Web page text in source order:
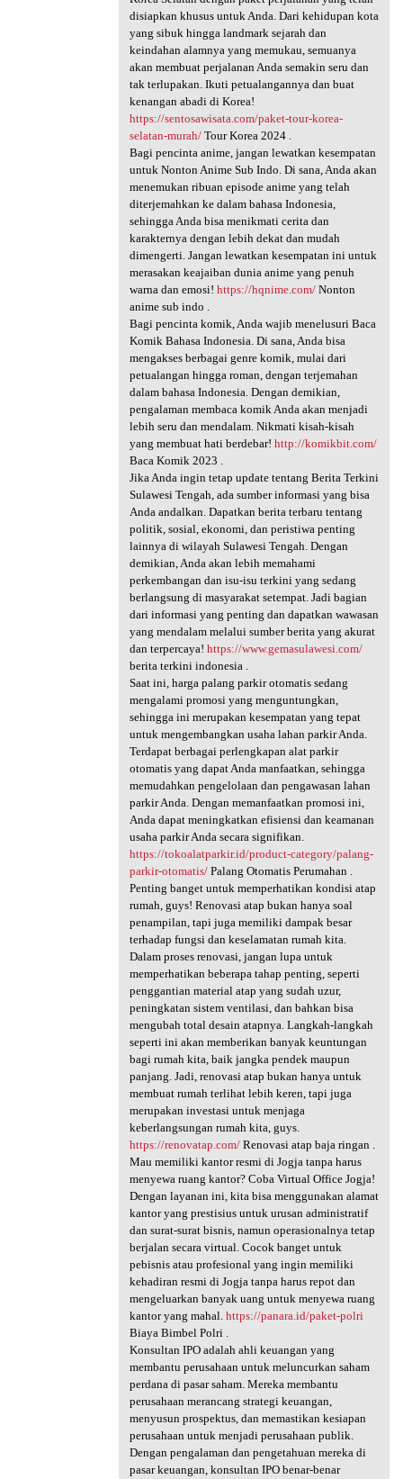
disiapkan khusus untuk Anda. Dari kehidupan kota
yang sibuk hingga landmark sejarah dan
keindahan alamnya yang memukau, semuanya
akan membuat perjalanan Anda semakin seru dan
tak terlupakan. Ikuti petualangannya dan buat
kenangan abadi di Korea!
https://sentosawisata.com/paket-tour-korea-
selatan-murah/Tour Korea 2024 .
Bagi pencinta anime, jangan lewatkan kesempatan
untuk Nonton Anime Sub Indo. Di sana, Anda akan
menemukan ribuan episode anime yang telah
diterjemahkan ke dalam bahasa Indonesia,
sehingga Anda bisa menikmati cerita dan
karakternya dengan lebih dekat dan mudah
dimengerti. Jangan lewatkan kesempatan ini untuk
merasakan keajaiban dunia anime yang penuh
warna dan emosi! https://hqnime.com/Nonton
anime sub indo .
Bagi pencinta komik, Anda wajib menelusuri Baca
Komik Bahasa Indonesia. Di sana, Anda bisa
mengakses berbagai genre komik, mulai dari
petualangan hingga roman, dengan terjemahan
dalam bahasa Indonesia. Dengan demikian,
pengalaman membaca komik Anda akan menjadi
lebih seru dan mendalam. Nikmati kisah-kisah
yang membuat hati berdebar! http://komikbit.com/
Baca Komik 2023 .
Jika Anda ingin tetap update tentang Berita Terkini
Sulawesi Tengah, ada sumber informasi yang bisa
Anda andalkan. Dapatkan berita terbaru tentang
politik, sosial, ekonomi, dan peristiwa penting
lainnya di wilayah Sulawesi Tengah. Dengan
demikian, Anda akan lebih memahami
perkembangan dan isu-isu terkini yang sedang
berlangsung di masyarakat setempat. Jadi bagian
dari informasi yang penting dan dapatkan wawasan
yang mendalam melalui sumber berita yang akurat
dan terpercaya! https://www.gemasulawesi.com/
berita terkini indonesia .
Saat ini, harga palang parkir otomatis sedang
mengalami promosi yang menguntungkan,
sehingga ini merupakan kesempatan yang tepat
untuk mengembangkan usaha lahan parkir Anda.
Terdapat berbagai perlengkapan alat parkir
otomatis yang dapat Anda manfaatkan, sehingga
memudahkan pengelolaan dan pengawasan lahan
parkir Anda. Dengan memanfaatkan promosi ini,
Anda dapat meningkatkan efisiensi dan keamanan
usaha parkir Anda secara signifikan.
https://tokoalatparkir.id/product-category/palang-
parkir-otomatis/Palang Otomatis Perumahan .
Penting banget untuk memperhatikan kondisi atap
rumah, guys! Renovasi atap bukan hanya soal
penampilan, tapi juga memiliki dampak besar
terhadap fungsi dan keselamatan rumah kita.
Dalam proses renovasi, jangan lupa untuk
memperhatikan beberapa tahap penting, seperti
penggantian material atap yang sudah uzur,
peningkatan sistem ventilasi, dan bahkan bisa
mengubah total desain atapnya. Langkah-langkah
seperti ini akan memberikan banyak keuntungan
bagi rumah kita, baik jangka pendek maupun
panjang. Jadi, renovasi atap bukan hanya untuk
membuat rumah terlihat lebih keren, tapi juga
merupakan investasi untuk menjaga
keberlangsungan rumah kita, guys.
https://renovatap.com/Renovasi atap baja ringan .
Mau memiliki kantor resmi di Jogja tanpa harus
menyewa ruang kantor? Coba Virtual Office Jogja!
Dengan layanan ini, kita bisa menggunakan alamat
kantor yang prestisius untuk urusan administratif
dan surat-surat bisnis, namun operasionalnya tetap
berjalan secara virtual. Cocok banget untuk
pebisnis atau profesional yang ingin memiliki
kehadiran resmi di Jogja tanpa harus repot dan
mengeluarkan banyak uang untuk menyewa ruang
kantor yang mahal. https://panara.id/paket-polri
Biaya Bimbel Polri .
Konsultan IPO adalah ahli keuangan yang
membantu perusahaan untuk meluncurkan saham
perdana di pasar saham. Mereka membantu
perusahaan merancang strategi keuangan,
menyusun prospektus, dan memastikan kesiapan
perusahaan untuk menjadi perusahaan publik.
Dengan pengalaman dan pengetahuan mereka di
pasar keuangan, konsultan IPO benar-benar